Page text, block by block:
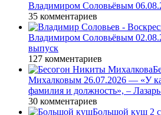
Владимиром Соловьёвым
35 комментариев
Владимиром Соловьёвым
выпуск
127 комментариев
Михалковым 26.07.2026 — «У
фамилия и должность», –
30 комментариев
Большой куш 2